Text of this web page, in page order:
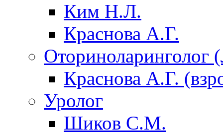
Ким Н.Л.
Краснова А.Г.
Оториноларинголог
Краснова А.Г.
Уролог
Шиков С.М.